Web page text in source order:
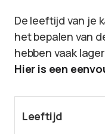
De leeftijd van je
het bepalen van
hebben vaak
Hier is een
Leeftijd